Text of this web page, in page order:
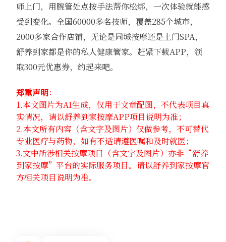
师上门，用腕管处点按手法帮你松绑，一次体验就能感
受到变化。全国60000多名技师，覆盖285个城市，
2000多家合作店铺，无论是同城按摩还是上门SPA，
舒养到家都是你的私人健康管家。赶紧下载APP，领
取300元优惠券，约起来吧。
郑重声明：
1.本文图片为AI生成，仅用于文章配图，不代表项目真
实情况，请以舒养到家按摩APP项目说明为准；
2.本文所有内容（含文字及图片）仅做参考，不可替代
专业医疗与药物，如有不适请遵医嘱和及时就医；
3.文中所涉相关按摩项目（含文字及图片）亦非“舒养
到家按摩”平台的实际服务项目。请以舒养到家按摩官
方相关项目说明为准。